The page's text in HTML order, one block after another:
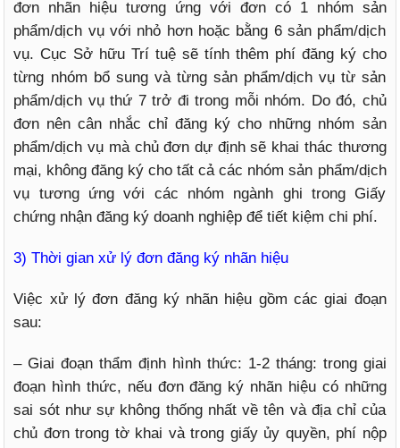
đơn nhãn hiệu tương ứng với đơn có 1 nhóm sản
phẩm/dịch vụ với nhỏ hơn hoặc bằng 6 sản phẩm/dịch
vụ. Cục Sở hữu Trí tuệ sẽ tính thêm phí đăng ký cho
từng nhóm bổ sung và từng sản phẩm/dịch vụ từ sản
phẩm/dịch vụ thứ 7 trở đi trong mỗi nhóm. Do đó, chủ
đơn nên cân nhắc chỉ đăng ký cho những nhóm sản
phẩm/dịch vụ mà chủ đơn dự định sẽ khai thác thương
mại, không đăng ký cho tất cả các nhóm sản phẩm/dịch
vụ tương ứng với các nhóm ngành ghi trong Giấy
chứng nhận đăng ký doanh nghiệp để tiết kiệm chi phí.
3) Thời gian xử lý đơn đăng ký nhãn hiệu
Việc xử lý đơn đăng ký nhãn hiệu gồm các giai đoạn
sau:
– Giai đoạn thẩm định hình thức: 1-2 tháng: trong giai
đoạn hình thức, nếu đơn đăng ký nhãn hiệu có những
sai sót như sự không thống nhất về tên và địa chỉ của
chủ đơn trong tờ khai và trong giấy ủy quyền, phí nộp